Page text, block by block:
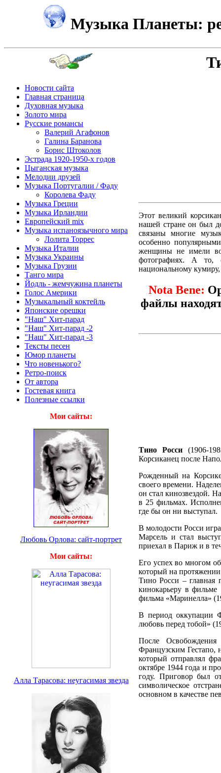
Музыка Планеты:
Новости сайта
Главная страница
Духовная музыка
Золото мира
Русские романсы
Валерий Агафонов
Галина Баранова
Борис Штоколов
Эстрада 1920-1950-х годов
Цыганская музыка
Мелодии друзей
Музыка Португалии / Фаду
Королева Фаду
Музыка Греции
Музыка Ирландии
Европейский mix
Музыка испаноязычного мира
Лолита Торрес
Музыка Италии
Музыка Украины
Музыка Грузии
Танго мира
Йодль - жемчужина планеты
Голос Америки
Музыкальный коктейль
Японские орешки
"Наш" Хит-парад
"Наш" Хит-парад -2
"Наш" Хит-парад -3
Тексты песен
Юмор планеты
Что новенького?
Ретро-поиск
От автора
Гостевая книга
Полезные ссылки
Мои сайты:
Любовь Орлова: сайт-портрет
Мои сайты:
Алла Тарасова: неугасимая звезда
Этот великий
нашей стране он был
связаны многие
особенно
женщины не имели
фотографиях. А то,
национальному
Nota Bene:
файлы
Тино Росси (1906-
Корсиканец после
Рожденный на
своего времени.
он стал кинозвездой.
в 25 фильмах.
где бы он ни выступал.
В молодости Росси
Марсель и стал
приехал в Париж и в
Его успех во многом
который на
Тино Росси – главная
кинокарьеру в
фильма «Маринелла»
В период оккупации
любовь перед тобой»
После Освобождения
Французским Гестапо,
который отправлял
октябре 1944 года и
году. Приговор был
символическое
основном в качестве